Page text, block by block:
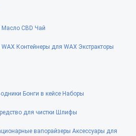
Масло CBD Чай
Контейнеры для WAX Экстракторы
Бонги в кейсе Наборы
для чистки Шлифы
вапорайзеры Аксессуары для